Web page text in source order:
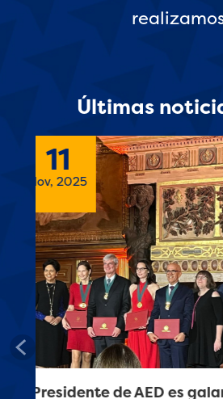
Últimas
26
Jun, 2025
AED
Previous